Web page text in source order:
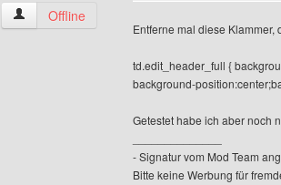
freefunstuff Benutzer-Profile anzeigen
Offline
Entferne mal diese Klammer,
td.edit_header_full {
background-
Getestet habe ich aber noch
- Signatur vom Mod Team
Bitte keine Werbung für